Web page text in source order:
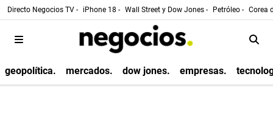
Directo Negocios TV - iPhone 18 - Wall Street y Dow Jones - Petróleo - Corea
geopolítica. mercados. dow jones. empresas.